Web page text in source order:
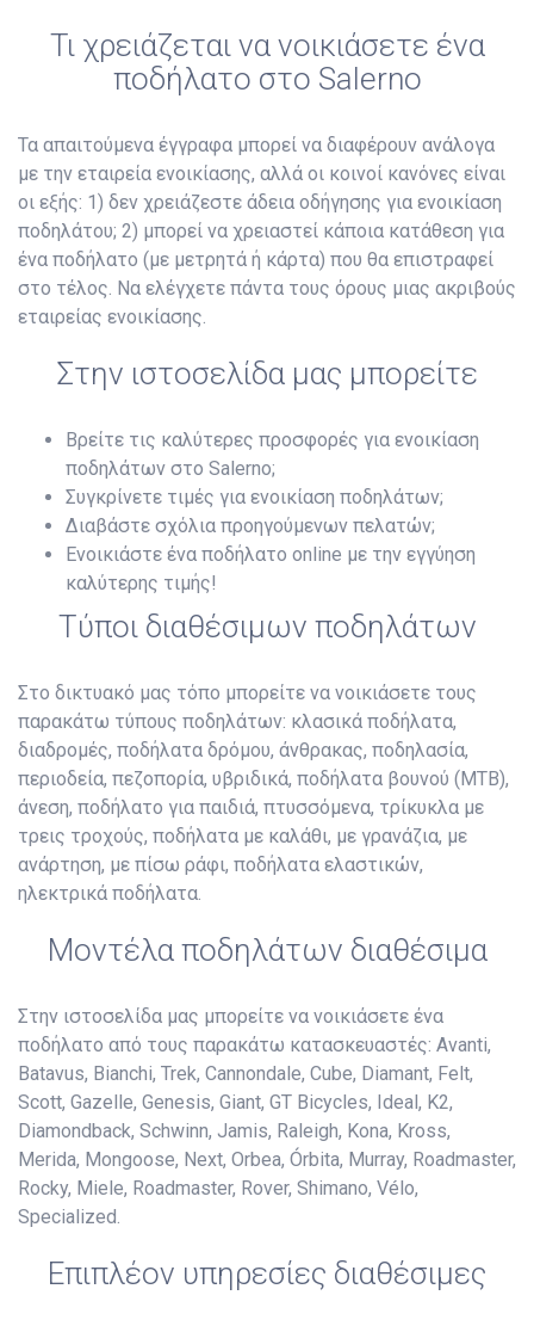
Τι χρειάζεται να νοικιάσετε ένα
ποδήλατο στο Salerno
Τα απαιτούμενα έγγραφα μπορεί να διαφέρουν ανάλογα
με την εταιρεία ενοικίασης, αλλά οι κοινοί κανόνες είναι
οι εξής: 1) δεν χρειάζεστε άδεια οδήγησης για ενοικίαση
ποδηλάτου; 2) μπορεί να χρειαστεί κάποια κατάθεση για
ένα ποδήλατο (με μετρητά ή κάρτα) που θα επιστραφεί
στο τέλος. Να ελέγχετε πάντα τους όρους μιας ακριβούς
εταιρείας ενοικίασης.
Στην ιστοσελίδα μας μπορείτε
Βρείτε τις καλύτερες προσφορές για ενοικίαση
ποδηλάτων στο Salerno;
Συγκρίνετε τιμές για ενοικίαση ποδηλάτων;
Διαβάστε σχόλια προηγούμενων πελατών;
Ενοικιάστε ένα ποδήλατο online με την εγγύηση
καλύτερης τιμής!
Τύποι διαθέσιμων ποδηλάτων
Στο δικτυακό μας τόπο μπορείτε να νοικιάσετε τους
παρακάτω τύπους ποδηλάτων: κλασικά ποδήλατα,
διαδρομές, ποδήλατα δρόμου, άνθρακας, ποδηλασία,
περιοδεία, πεζοπορία, υβριδικά, ποδήλατα βουνού (MTB),
άνεση, ποδήλατο για παιδιά, πτυσσόμενα, τρίκυκλα με
τρεις τροχούς, ποδήλατα με καλάθι, με γρανάζια, με
ανάρτηση, με πίσω ράφι, ποδήλατα ελαστικών,
ηλεκτρικά ποδήλατα.
Μοντέλα ποδηλάτων διαθέσιμα
Στην ιστοσελίδα μας μπορείτε να νοικιάσετε ένα
ποδήλατο από τους παρακάτω κατασκευαστές: Avanti,
Batavus, Bianchi, Trek, Cannondale, Cube, Diamant, Felt,
Scott, Gazelle, Genesis, Giant, GT Bicycles, Ideal, K2,
Diamondback, Schwinn, Jamis, Raleigh, Kona, Kross,
Merida, Mongoose, Next, Orbea, Órbita, Murray, Roadmaster,
Rocky, Miele, Roadmaster, Rover, Shimano, Vélo,
Specialized.
Επιπλέον υπηρεσίες διαθέσιμες